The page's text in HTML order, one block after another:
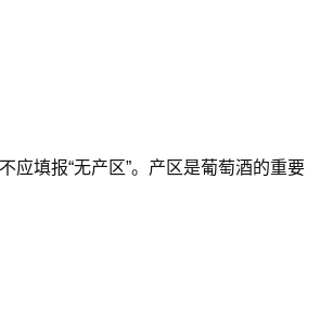
填报“无产区”。产区是葡萄酒的重要